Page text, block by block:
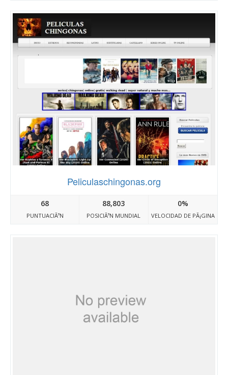
Peliculaschingonas.org
68
PUNTUACIÃ³N
88,803
POSICIÃ³N MUNDIAL
0%
VELOCIDAD DE PÃ¡GINA